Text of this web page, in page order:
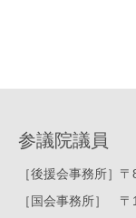
参議院議員
［後援会事務所］
［国会事務所］